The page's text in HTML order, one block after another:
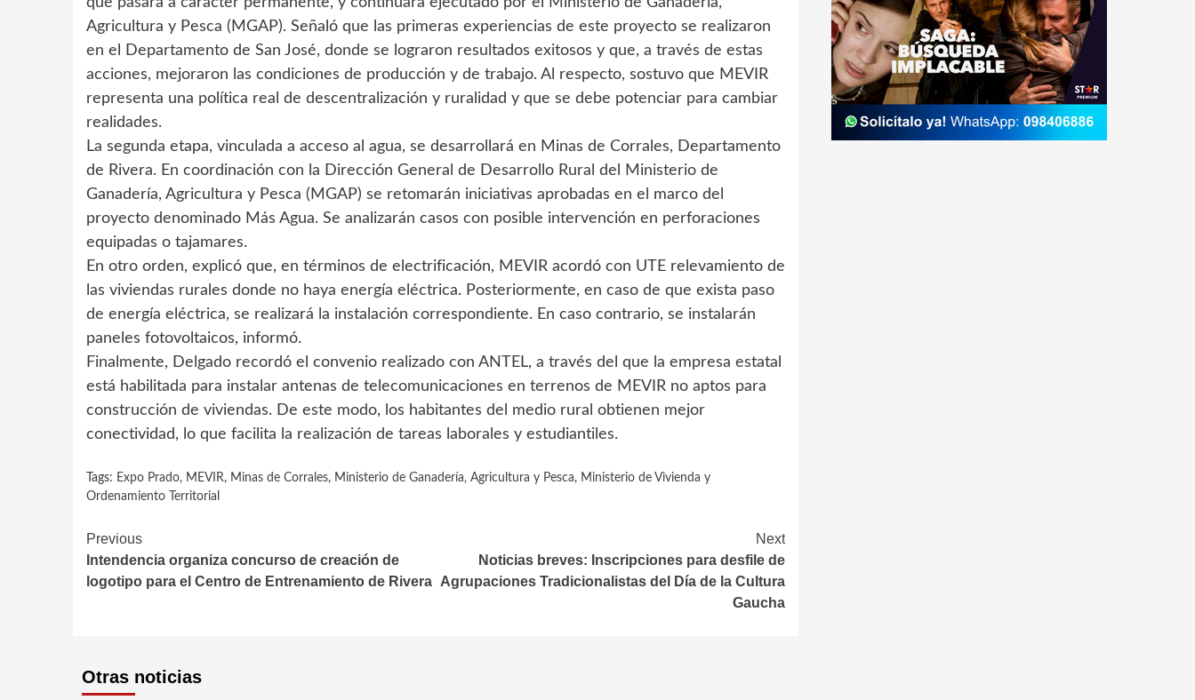
Agricultura y Pesca (MGAP). Señaló que las primeras experiencias de este proyecto se realizaron
en el Departamento de San José, donde se lograron resultados exitosos y que, a través de estas
acciones, mejoraron las condiciones de producción y de trabajo. Al respecto, sostuvo que MEVIR
representa una política real de descentralización y ruralidad y que se debe potenciar para cambiar
realidades.
La segunda etapa, vinculada a acceso al agua, se desarrollará en Minas de Corrales, Departamento
de Rivera. En coordinación con la Dirección General de Desarrollo Rural del Ministerio de
Ganadería, Agricultura y Pesca (MGAP) se retomarán iniciativas aprobadas en el marco del
proyecto denominado Más Agua. Se analizarán casos con posible intervención en perforaciones
equipadas o tajamares.
En otro orden, explicó que, en términos de electrificación, MEVIR acordó con UTE relevamiento de
las viviendas rurales donde no haya energía eléctrica. Posteriormente, en caso de que exista paso
de energía eléctrica, se realizará la instalación correspondiente. En caso contrario, se instalarán
paneles fotovoltaicos, informó.
Finalmente, Delgado recordó el convenio realizado con ANTEL, a través del que la empresa estatal
está habilitada para instalar antenas de telecomunicaciones en terrenos de MEVIR no aptos para
construcción de viviendas. De este modo, los habitantes del medio rural obtienen mejor
conectividad, lo que facilita la realización de tareas laborales y estudiantiles.
Tags: Expo Prado, MEVIR, Minas de Corrales, Ministerio de Ganadería‚ Agricultura y Pesca, Ministerio de Vivienda y
Ordenamiento Territorial
Continue
Reading
Previous
Intendencia organiza concurso de creación de
logotipo para el Centro de Entrenamiento de Rivera
Next
Noticias breves: Inscripciones para desfile de
Agrupaciones Tradicionalistas del Día de la Cultura
Gaucha
Otras noticias